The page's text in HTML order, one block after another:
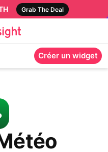
Grab The Deal
Créer un widget